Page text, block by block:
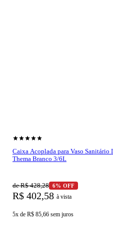
starstarstarstarstar
Caixa Acoplada para Vaso Sanitário
Thema Branco 3/6L
de R$ 428,28 6% OFF
R$ 402,58 à vista
5x de R$ 85,66 sem juros